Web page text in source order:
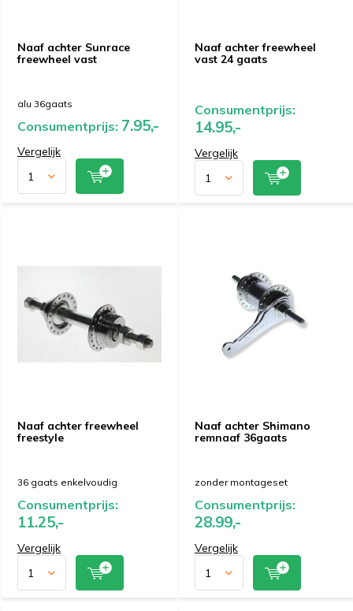
Naaf achter Sunrace
freewheel vast
alu 36gaats
Consumentprijs: 7.95,-
Vergelijk
Naaf achter freewheel
vast 24 gaats
Consumentprijs:
14.95,-
Vergelijk
Naaf achter freewheel
freestyle
36 gaats enkelvoudig
Consumentprijs:
11.25,-
Vergelijk
Naaf achter Shimano
remnaaf 36gaats
zonder montageset
Consumentprijs:
28.99,-
Vergelijk